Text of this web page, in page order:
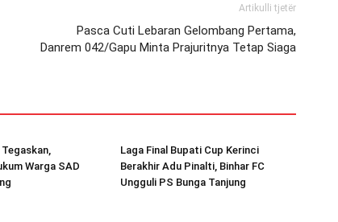
Artikulli tjetër
Pasca Cuti Lebaran Gelombang Pertama,
Danrem 042/Gapu Minta Prajuritnya Tetap Siaga
Warga SAD
Laga Final Bupati Cup Kerinci
Berakhir Adu Pinalti, Binhar FC
Ungguli PS Bunga Tanjung